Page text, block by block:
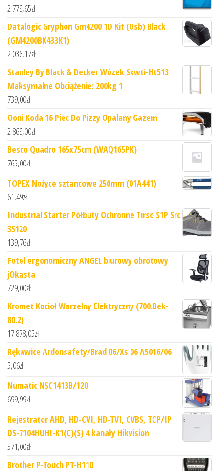
2 779,65zł
Datalogic Gryphon Gm4200 1D Kit (Usb) Black
(GM4200BK433K1)
2 036,17zł
Stanley By Black & Decker Wózek Sxwti-Ht513
Maksymalne Obciążenie: 200kg 1
739,00zł
Ooni Koda 16 Piec Do Pizzy Opalany Gazem
2 869,00zł
Besco Quadro 165x75cm (WAQ165PK)
765,00zł
TOPEX Nożyce sztancowe 250mm (01A441)
61,49zł
Industrial Starter Półbuty Ochronne Tirso S1P Src
35120
139,76zł
Fotel ergonomiczny ANGEL biurowy obrotowy
jOkasta
729,00zł
Kromet Kocioł Warzelny Elektryczny (700.Bek-
80.2)
17 878,05zł
Rękawice Ardonsafety/Brad 06/Xs 06 A5016/06
5,06zł
Numatic NSC1413B/120
699,99zł
Rejestrator AHD, HD-CVI, HD-TVI, CVBS, TCP/IP
DS-7104HUHI-K1(C)(S) 4 kanały Hikvision
571,00zł
Brother P-Touch PT-H110